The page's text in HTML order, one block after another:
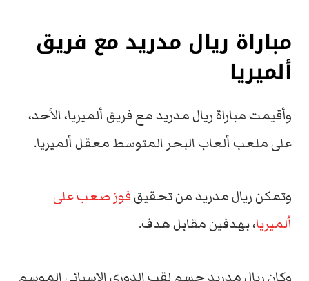
مباراة ريال مدريد مع فريق
ألميريا
وأقيمت مباراة ريال مدريد مع فريق ألميريا، الأحد،
على ملعب ألعاب البحر المتوسط معقل ألميريا.
وتمكن ريال مدريد من تحقيقفوز صعب على
ألميريا، بهدفين مقابل هدف.